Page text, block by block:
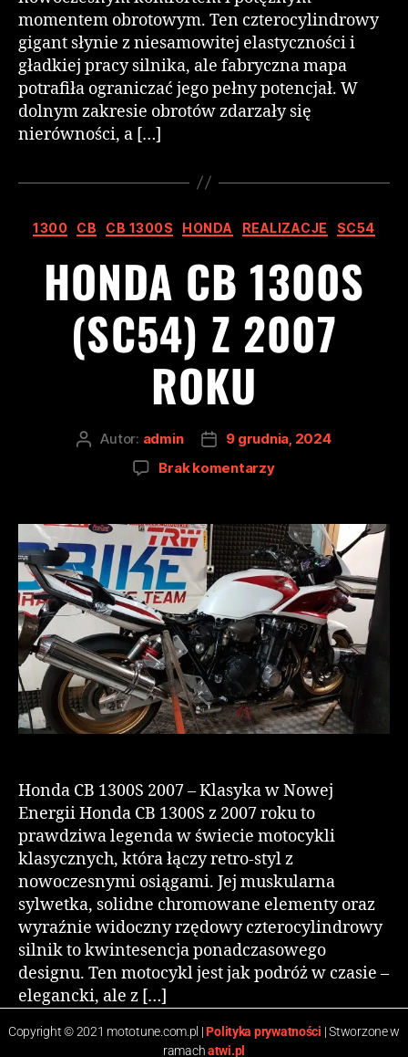
momentem obrotowym. Ten czterocylindrowy
gigant słynie z niesamowitej elastyczności i
gładkiej pracy silnika, ale fabryczna mapa
potrafiła ograniczać jego pełny potencjał. W
dolnym zakresie obrotów zdarzały się
nierówności, a […]
1300 CB CB 1300S HONDA REALIZACJE SC54
HONDA CB 1300S
(SC54) Z 2007
ROKU
Autor: admin
9 grudnia, 2024
Brak komentarzy
Honda CB 1300S 2007 – Klasyka w Nowej
Energii Honda CB 1300S z 2007 roku to
prawdziwa legenda w świecie motocykli
klasycznych, która łączy retro-styl z
nowoczesnymi osiągami. Jej muskularna
sylwetka, solidne chromowane elementy oraz
wyraźnie widoczny rzędowy czterocylindrowy
silnik to kwintesencja ponadczasowego
designu. Ten motocykl jest jak podróż w czasie –
elegancki, ale z […]
Copyright © 2021 mototune.com.pl |Polityka prywatności | Stworzone w
ramachatwi.pl